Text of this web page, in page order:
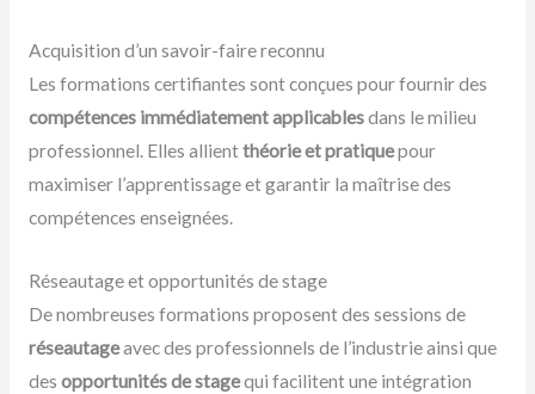
Acquisition d’un savoir-faire reconnu
Les formations certifiantes sont conçues pour fournir des
compétences immédiatement applicablesdans le milieu
professionnel. Elles allientthéorie et pratiquepour
maximiser l’apprentissage et garantir la maîtrise des
compétences enseignées.
Réseautage et opportunités de stage
De nombreuses formations proposent des sessions de
réseautageavec des professionnels de l’industrie ainsi que
des opportunités de stagequi facilitent une intégration